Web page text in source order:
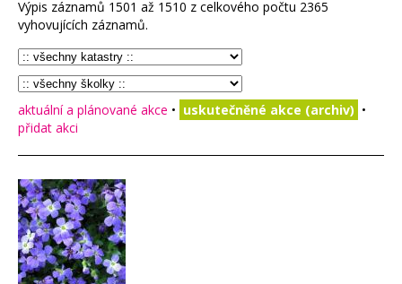
Výpis záznamů 1501 až 1510 z celkového počtu 2365
vyhovujících záznamů.
aktuální a plánované akce • uskutečněné akce (archiv) •
přidat akci